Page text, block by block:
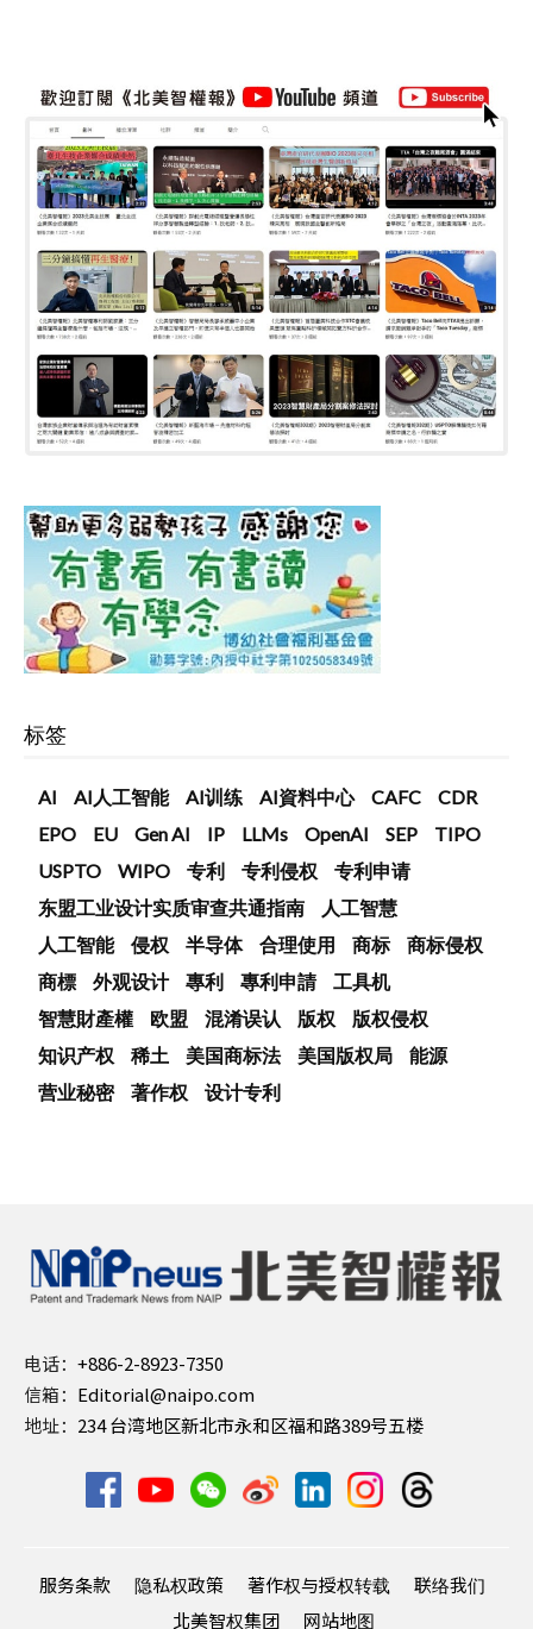
标签
AI AI人工智能 AI训练 AI資料中心 CAFC
CDR
EPO
EU Gen AI IP LLMs OpenAI SEP
TIPO
USPTO
WIPO 专利 专利侵权
专利申请
东盟工业设计实质审查共通指南
人工智慧
人工智能
侵权 半导体 合理使用 商标
商标侵权
商標
外观设计 專利 專利申請
工具机
智慧財產權
欧盟 混淆误认 版权
版权侵权
知识产权
稀土 美国商标法 美国版权局
能源
营业秘密
著作权 设计专利
电话： +886-2-8923-7350
信箱： Editorial@naipo.com
地址： 234 台湾地区新北市永和区福和路389号五楼
服务条款 隐私权政策 著作权与授权转载
联络我们
北美智权集团
网站地图